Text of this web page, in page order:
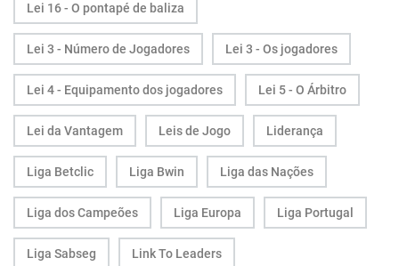
Lei 16 - O pontapé de baliza
Lei 3 - Número de Jogadores Lei 3 - Os jogadores
Lei 4 - Equipamento dos jogadores Lei 5 - O Árbitro
Lei da Vantagem Leis de Jogo Liderança
Liga Betclic Liga Bwin Liga das Nações
Liga dos Campeões Liga Europa Liga Portugal
Liga Sabseg Link To Leaders